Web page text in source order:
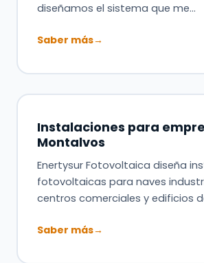
diseñamos el sistema que me…
Saber más→
Instalaciones para
Montalvos
Enertysur Fotovoltaica diseña
fotovoltaicas para naves
centros comerciales y edificios
Saber más→